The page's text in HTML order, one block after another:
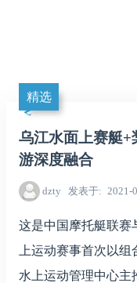
精选
乌江水面上赛艇+
游深度融合
dzty 发表于 2021-
这是中国摩托艇联赛
上运动赛事首次以
水上运动管理中心主